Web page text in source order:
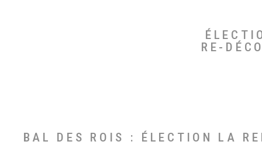
RE-
BAL DES ROIS : ÉLECTION LA